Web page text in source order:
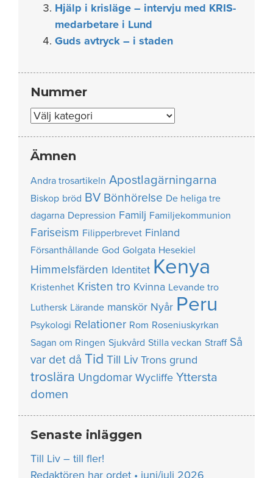
Hjälp i krisläge – intervju med KRIS-
medarbetare i Lund
Guds avtryck – i staden
Nummer
Nummer
Ämnen
Andra trosartikeln Apostlagärningarna
Biskop bröd BV Bönhörelse De heliga tre
dagarna Depression Familj Familjekommunion
Fariseism Filipperbrevet Finland
Försanthållande God Golgata Hesekiel
Himmelsfärden Identitet Kenya
Kristenhet Kristen tro Kvinna Levande tro
Luthersk Lärande manskör Nyår Peru
Psykologi Relationer Rom Roseniuskyrkan
Sagan om Ringen Sjukvård Stilla veckan Straff Så
var det då Tid Till Liv Trons grund
troslära Ungdomar Wycliffe Yttersta
domen
Senaste inläggen
Till Liv – till fler!
Redaktören har ordet • juni/juli 2026